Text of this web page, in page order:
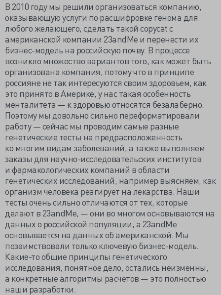
В 2010 году мы решили организоваться компанию,
оказывающую услуги по расшифровке генома для
любого желающего, сделать такой copycat с
американской компании 23andMe и перенести их
бизнес-модель на российскую почву. В процессе
возникло множество вариантов того, как может быть
организована компания, потому что в принципе
россияне не так интересуются своим здоровьем, как
это принято в Америке, у нас такая особенность
менталитета — к здоровью относятся безалаберно.
Поэтому мы довольно сильно переформатировали
работу — сейчас мы проводим самые разные
генетические тесты на предрасположенность
ко многим видам заболеваний, а также выполняем
заказы для научно-исследовательских институтов
и фармакологических компаний в области
генетических исследований, например выясняем, как
организм человека реагирует на лекарства. Наши
тесты очень сильно отличаются от тех, которые
делают в 23andMe, — они во многом основываются на
данных о российской популяции, а 23andMe
основывается на данных об американской. Мы
позаимствовали только ключевую бизнес-модель.
Какие-то общие принципы генетического
исследования, понятное дело, остались неизменны,
а конкретные алгоритмы расчетов — это полностью
наши разработки.